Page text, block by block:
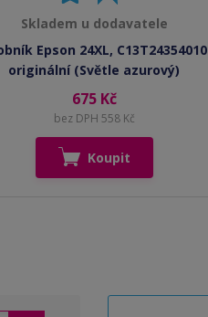
Skladem u dodavatele
Epson 24XL,
originální (Světle azurový)
675 Kč
bez DPH 558 Kč
Koupit